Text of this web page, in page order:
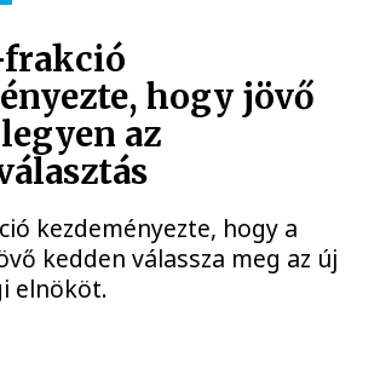
hogy jövő
az
kezdeményezte, hogy a
kedden válassza meg az új
elnököt.